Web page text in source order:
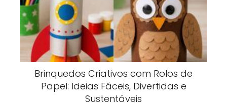
Brinquedos Criativos com Rolos de
Papel: Ideias Fáceis, Divertidas e
Sustentáveis